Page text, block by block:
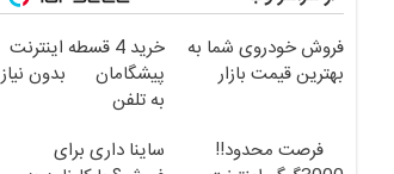
فروش خودروی شما به
بهترین قیمت بازار
خرید 4 قسطه اینترنت
پیشگامان
بدون نیاز
به تلفن
فرصت محدود!!
ساینا داری برای